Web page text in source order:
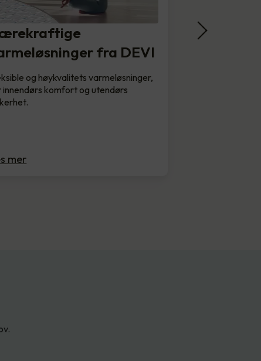
fra DEVI
og høykvalitets varmeløsninger,
innendørs komfort og utendørs
mer